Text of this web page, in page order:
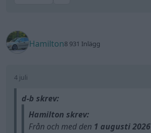
Hamilton8 931 Inlägg
4 juli
d-b skrev:
Hamilton skrev:
Från och med den 1 augusti 2026